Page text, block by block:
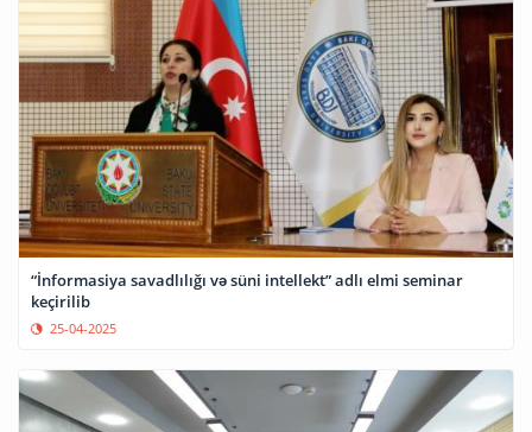
“İnformasiya savadlılığı və süni intellekt” adlı elmi seminar
keçirilib
25-04-2025